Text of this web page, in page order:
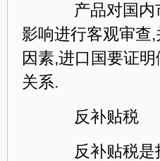
产品对国内市
影响进行客观审查
因素,进口国要证
关系.
反补贴税
反补贴税是指